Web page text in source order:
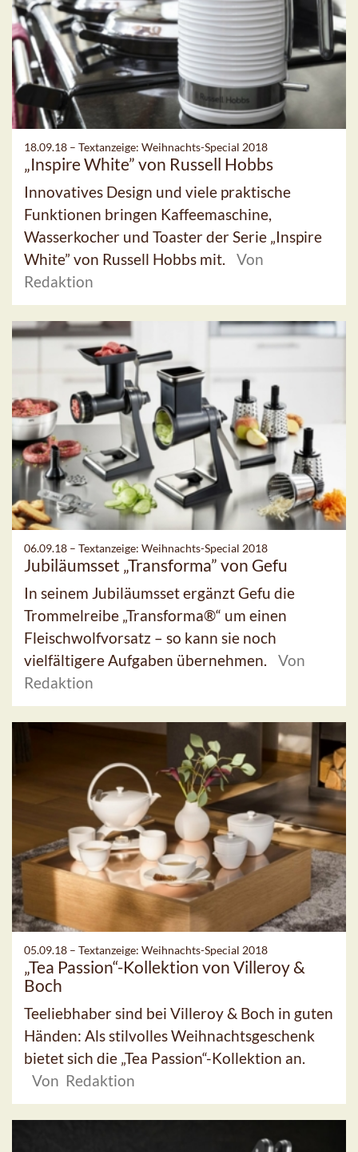
18.09.18 – Textanzeige: Weihnachts-Special 2018
„Inspire White” von Russell Hobbs
Innovatives Design und viele praktische
Funktionen bringen Kaffeemaschine,
Wasserkocher und Toaster der Serie „Inspire
White” von Russell Hobbs mit.
Von
Redaktion
06.09.18 – Textanzeige: Weihnachts-Special 2018
Jubiläumsset „Transforma” von Gefu
In seinem Jubiläumsset ergänzt Gefu die
Trommelreibe „Transforma®“ um einen
Fleischwolfvorsatz – so kann sie noch
vielfältigere Aufgaben übernehmen.
Von
Redaktion
05.09.18 – Textanzeige: Weihnachts-Special 2018
„Tea Passion“-Kollektion von Villeroy &
Boch
Teeliebhaber sind bei Villeroy & Boch in guten
Händen: Als stilvolles Weihnachtsgeschenk
bietet sich die „Tea Passion“-Kollektion an.
Von Redaktion